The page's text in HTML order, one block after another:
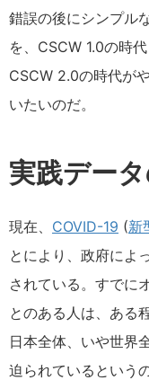
錯誤の後にシンプル
を、CSCW 1.0の時
CSCW 2.0の時代が
いたいのだ。
実践デー
現在、 COVID-19 (新
とにより、政府によ
されている。すでに
とのある人は、ある
日本全体、いや世界
迫られているという